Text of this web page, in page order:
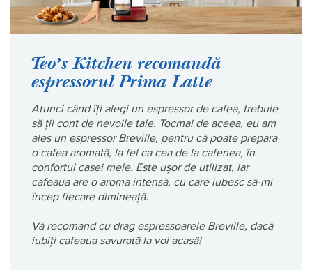
Teoʼs Kitchen recomandă
espressorul Prima Latte
Atunci când îți alegi un espressor de cafea, trebuie
să ții cont de nevoile tale. Tocmai de aceea, eu am
ales un espressor Breville, pentru că poate prepara
o cafea aromată, la fel ca cea de la cafenea, în
confortul casei mele. Este ușor de utilizat, iar
cafeaua are o aroma intensă, cu care iubesc să-mi
încep fiecare dimineață.
Vă recomand cu drag espressoarele Breville, dacă
iubiți cafeaua savurată la voi acasă!